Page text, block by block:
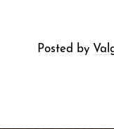
Posted by